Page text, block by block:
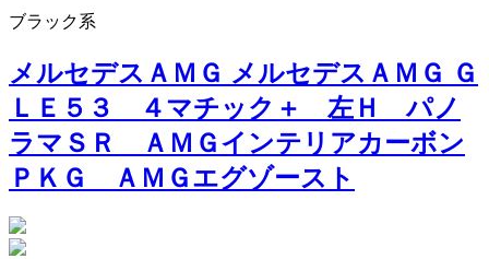
ブラック系
メルセデスＡＭＧ メルセデスＡＭＧ Ｇ
ＬＥ５３ ４マチック＋ 左Ｈ パノ
ラマＳＲ ＡＭＧインテリアカーボン
ＰＫＧ ＡＭＧエグゾースト